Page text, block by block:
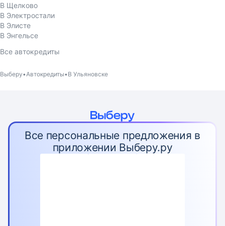
В Щелково
В Электростали
В Элисте
В Энгельсе
Все автокредиты
Выберу Автокредиты В Ульяновске
Все персональные предложения в
приложении Выберу.ру